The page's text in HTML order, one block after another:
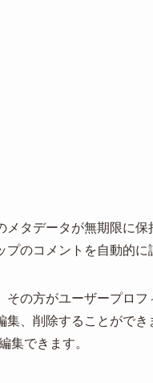
タデータが無期限に
のコメントを自動的に
の方がユーザープロ
、削除することがで
集できます。